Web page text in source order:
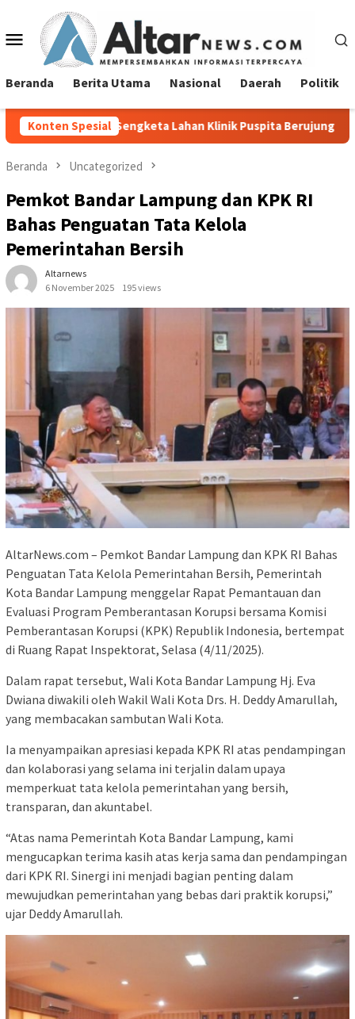
konten Menu
Mobile
Beranda Berita Utama Nasional Daerah Politik
Konten Spesial
Lahan Klinik Puspita Berujung NO Sambut Hari
Beranda Uncategorized
Pemkot Bandar Lampung dan KPK RI
Bahas Penguatan Tata Kelola
Pemerintahan Bersih
Altarnews
6 November 2025
195 views
AltarNews.com – Pemkot Bandar Lampung dan KPK RI Bahas
Penguatan Tata Kelola Pemerintahan Bersih, Pemerintah
Kota Bandar Lampung menggelar Rapat Pemantauan dan
Evaluasi Program Pemberantasan Korupsi bersama Komisi
Pemberantasan Korupsi (KPK) Republik Indonesia, bertempat
di Ruang Rapat Inspektorat, Selasa (4/11/2025).
Dalam rapat tersebut, Wali Kota Bandar Lampung Hj. Eva
Dwiana diwakili oleh Wakil Wali Kota Drs. H. Deddy Amarullah,
yang membacakan sambutan Wali Kota.
Ia menyampaikan apresiasi kepada KPK RI atas pendampingan
dan kolaborasi yang selama ini terjalin dalam upaya
memperkuat tata kelola pemerintahan yang bersih,
transparan, dan akuntabel.
“Atas nama Pemerintah Kota Bandar Lampung, kami
mengucapkan terima kasih atas kerja sama dan pendampingan
dari KPK RI. Sinergi ini menjadi bagian penting dalam
mewujudkan pemerintahan yang bebas dari praktik korupsi,”
ujar Deddy Amarullah.